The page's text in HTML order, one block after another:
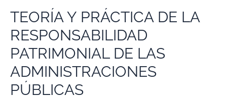
TEORÍA Y PRÁCTICA DE LA
RESPONSABILIDAD
PATRIMONIAL DE LAS
ADMINISTRACIONES
PÚBLICAS